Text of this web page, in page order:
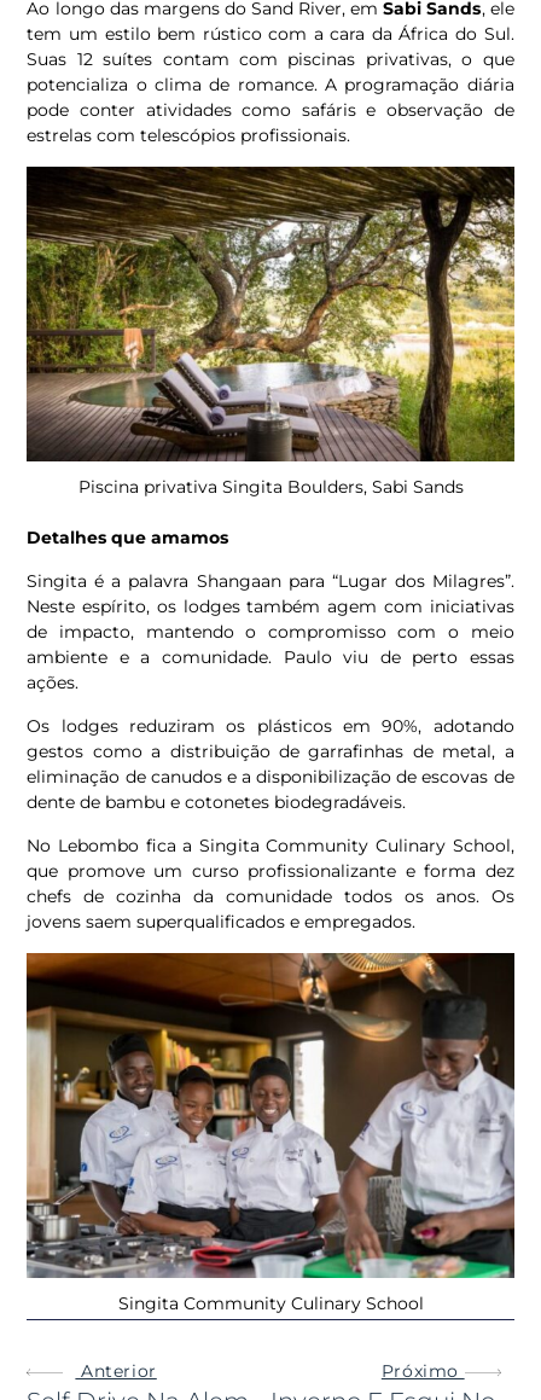
Ao longo das margens do Sand River, emSabi Sands, ele
tem um estilo bem rústico com a cara da África do Sul.
Suas 12 suítes contam com piscinas privativas, o que
potencializa o clima de romance. A programação diária
pode conter atividades como safáris e observação de
estrelas com telescópios profissionais.
Piscina privativa Singita Boulders, Sabi Sands
Detalhes que amamos
Singita é a palavra Shangaan para “Lugar dos Milagres”.
Neste espírito, os lodges também agem com iniciativas
de impacto, mantendo o compromisso com o meio
ambiente e a comunidade. Paulo viu de perto essas
ações.
Os lodges reduziram os plásticos em 90%, adotando
gestos como a distribuição de garrafinhas de metal, a
eliminação de canudos e a disponibilização de escovas de
dente de bambu e cotonetes biodegradáveis.
No Lebombo fica a Singita Community Culinary School,
que promove um curso profissionalizante e forma dez
chefs de cozinha da comunidade todos os anos. Os
jovens saem superqualificados e empregados.
Singita Community Culinary School
Anterior Próximo